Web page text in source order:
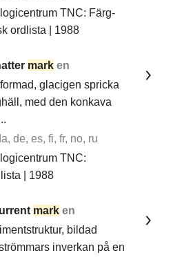
TNC: Färg-
ordlista | 1988
mark en
glacigen spricka
med den konkava
de, es, fi, fr, no, ru
TNC:
| 1988
mark en
bildad
inverkan på en